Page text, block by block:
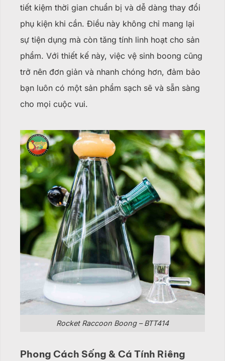
tiết kiệm thời gian chuẩn bị và dễ dàng thay đổi
phụ kiện khi cần. Điều này không chỉ mang lại
sự tiện dụng mà còn tăng tính linh hoạt cho sản
phẩm. Với thiết kế này, việc vệ sinh boong cũng
trở nên đơn giản và nhanh chóng hơn, đảm bảo
bạn luôn có một sản phẩm sạch sẽ và sẵn sàng
cho mọi cuộc vui.
Rocket Raccoon Boong – BTT414
Phong Cách Sống & Cá Tính Riêng